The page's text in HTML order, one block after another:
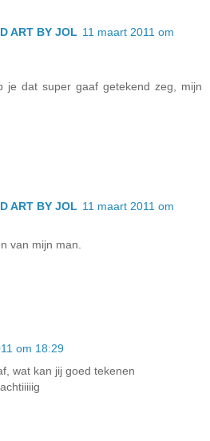
ART BY JOL 11 maart 2011 om
je dat super gaaf getekend zeg, mijn
ART BY JOL 11 maart 2011 om
van mijn man.
om 18:29
wat kan jij goed tekenen